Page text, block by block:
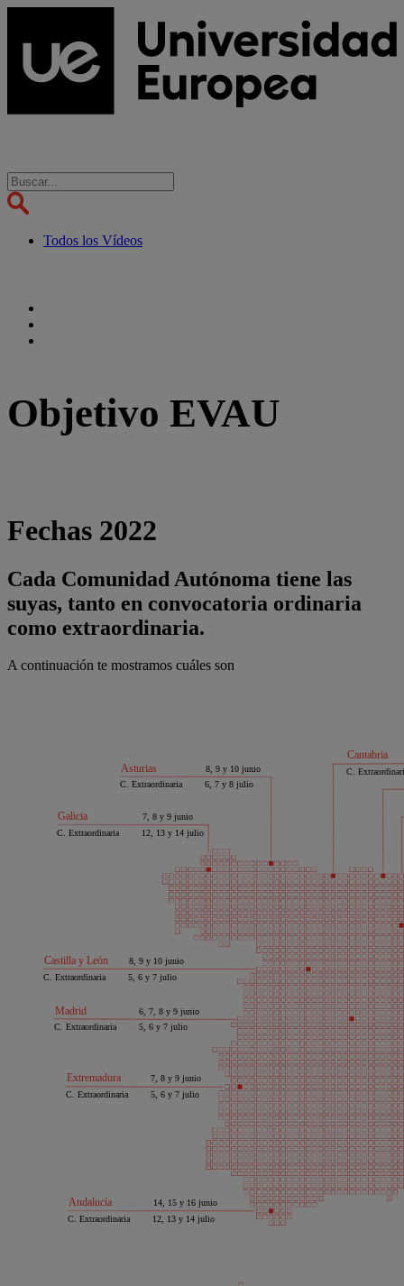
Todos los Vídeos
Objetivo EVAU
Fechas 2022
Cada Comunidad Autónoma tiene las
suyas, tanto en convocatoria ordinaria
como extraordinaria.
A continuación te mostramos cuáles son